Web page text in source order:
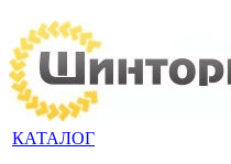
КАТАЛОГ